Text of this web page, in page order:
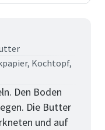
Kochtopf,
Den Boden
Die Butter
und auf